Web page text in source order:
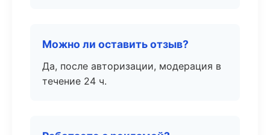
Можно ли оставить отзыв?
Да, после авторизации, модерация в
течение 24 ч.